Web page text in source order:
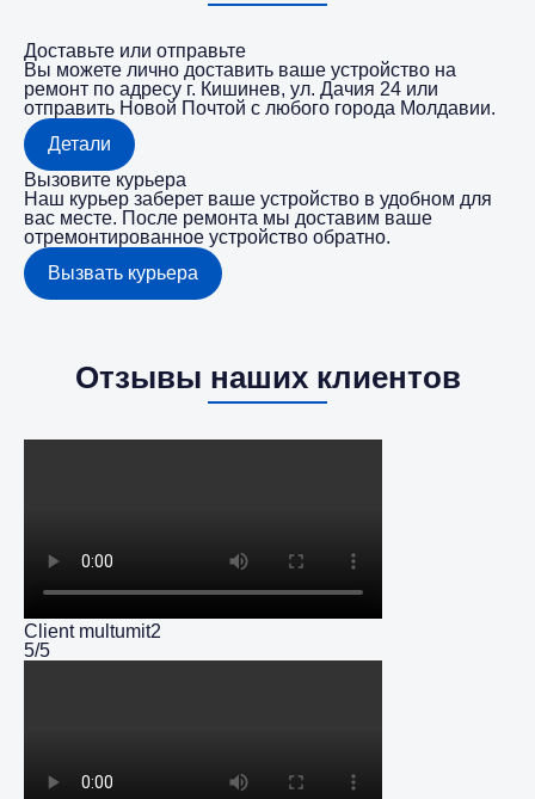
Доставьте или отправьте
Вы можете лично доставить ваше устройство на
ремонт по адресу г. Кишинев, ул. Дачия 24 или
отправить Новой Почтой с любого города Молдавии.
Детали
Вызовите курьера
Наш курьер заберет ваше устройство в удобном для
вас месте. После ремонта мы доставим ваше
отремонтированное устройство обратно.
Вызвать курьера
Отзывы наших клиентов
Client multumit2
5/5